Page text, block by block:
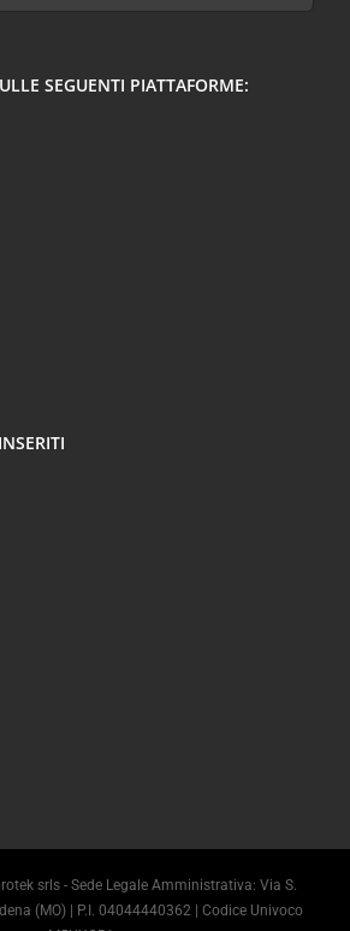
SEGUENTI PIATTAFORME:
srls - Sede Legale Amministrativa: Via S.
(MO) | P.I. 04044440362 | Codice Univoco